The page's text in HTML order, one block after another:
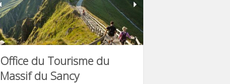
Office du Tourisme du
Massif du Sancy